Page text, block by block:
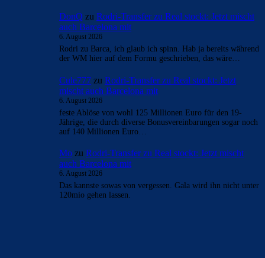
DonQ zu Rodri-Transfer zu Real stockt: Jetzt mischt
auch Barcelona mit
6. August 2026
Rodri zu Barca, ich glaub ich spinn. Hab ja bereits während
der WM hier auf dem Formu geschrieben, das wäre…
Cule777 zu Rodri-Transfer zu Real stockt: Jetzt
mischt auch Barcelona mit
6. August 2026
feste Ablöse von wohl 125 Millionen Euro für den 19-
Jährige, die durch diverse Bonusvereinbarungen sogar noch
auf 140 Millionen Euro…
Mo zu Rodri-Transfer zu Real stockt: Jetzt mischt
auch Barcelona mit
6. August 2026
Das kannste sowas von vergessen. Gala wird ihn nicht unter
120mio gehen lassen.